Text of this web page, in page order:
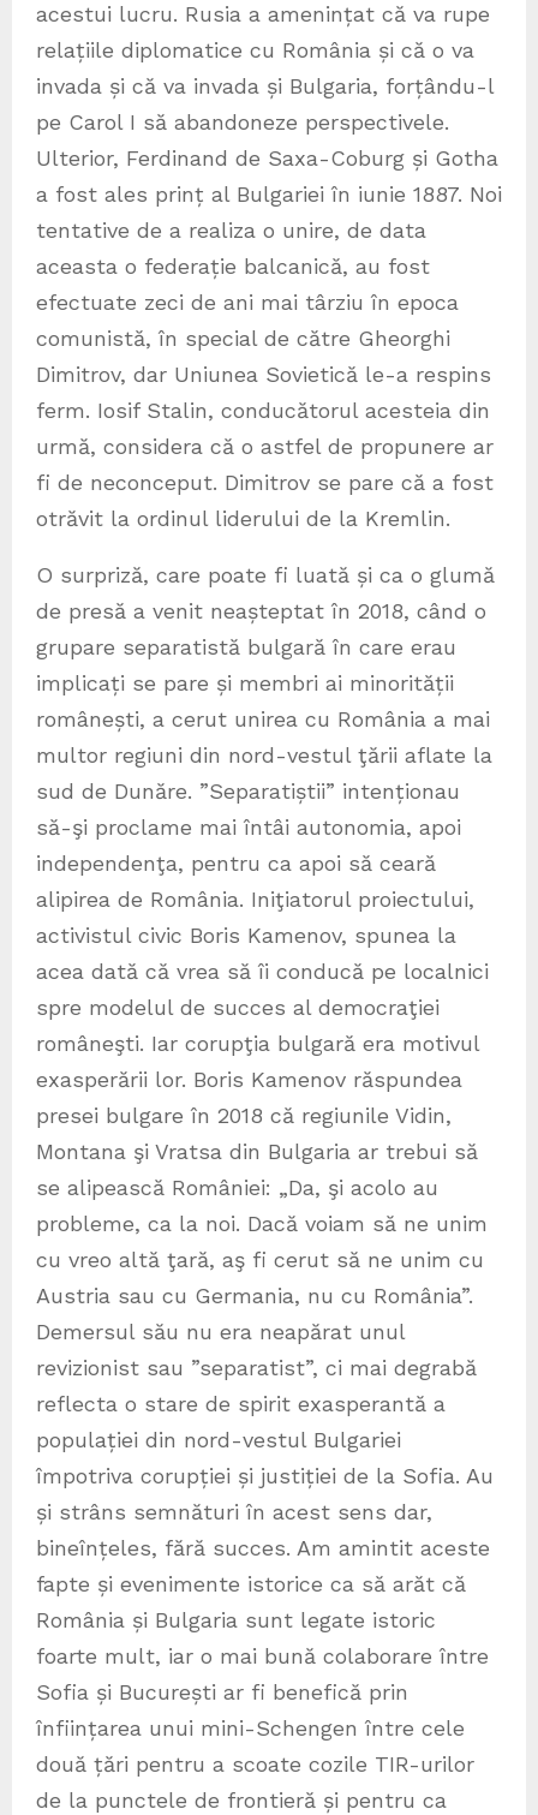
acestui lucru. Rusia a amenințat că va rupe
relațiile diplomatice cu România și că o va
invada și că va invada și Bulgaria, forțându-l
pe Carol I să abandoneze perspectivele.
Ulterior, Ferdinand de Saxa-Coburg și Gotha
a fost ales prinț al Bulgariei în iunie 1887. Noi
tentative de a realiza o unire, de data
aceasta o federație balcanică, au fost
efectuate zeci de ani mai târziu în epoca
comunistă, în special de către Gheorghi
Dimitrov, dar Uniunea Sovietică le-a respins
ferm. Iosif Stalin, conducătorul acesteia din
urmă, considera că o astfel de propunere ar
fi de neconceput. Dimitrov se pare că a fost
otrăvit la ordinul liderului de la Kremlin.
O surpriză, care poate fi luată și ca o glumă
de presă a venit neașteptat în 2018, când o
grupare separatistă bulgară în care erau
implicați se pare și membri ai minorității
românești, a cerut unirea cu România a mai
multor regiuni din nord-vestul ţării aflate la
sud de Dunăre. ”Separatiștii” intenționau
să-şi proclame mai întâi autonomia, apoi
independenţa, pentru ca apoi să ceară
alipirea de România. Iniţiatorul proiectului,
activistul civic Boris Kamenov, spunea la
acea dată că vrea să îi conducă pe localnici
spre modelul de succes al democraţiei
româneşti. Iar corupţia bulgară era motivul
exasperării lor. Boris Kamenov răspundea
presei bulgare în 2018 că regiunile Vidin,
Montana şi Vratsa din Bulgaria ar trebui să
se alipească României: „Da, şi acolo au
probleme, ca la noi. Dacă voiam să ne unim
cu vreo altă ţară, aş fi cerut să ne unim cu
Austria sau cu Germania, nu cu România”.
Demersul său nu era neapărat unul
revizionist sau ”separatist”, ci mai degrabă
reflecta o stare de spirit exasperantă a
populației din nord-vestul Bulgariei
împotriva corupției și justiției de la Sofia. Au
și strâns semnături în acest sens dar,
bineînțeles, fără succes. Am amintit aceste
fapte și evenimente istorice ca să arăt că
România și Bulgaria sunt legate istoric
foarte mult, iar o mai bună colaborare între
Sofia și București ar fi benefică prin
înființarea unui mini-Schengen între cele
două țări pentru a scoate cozile TIR-urilor
de la punctele de frontieră și pentru ca